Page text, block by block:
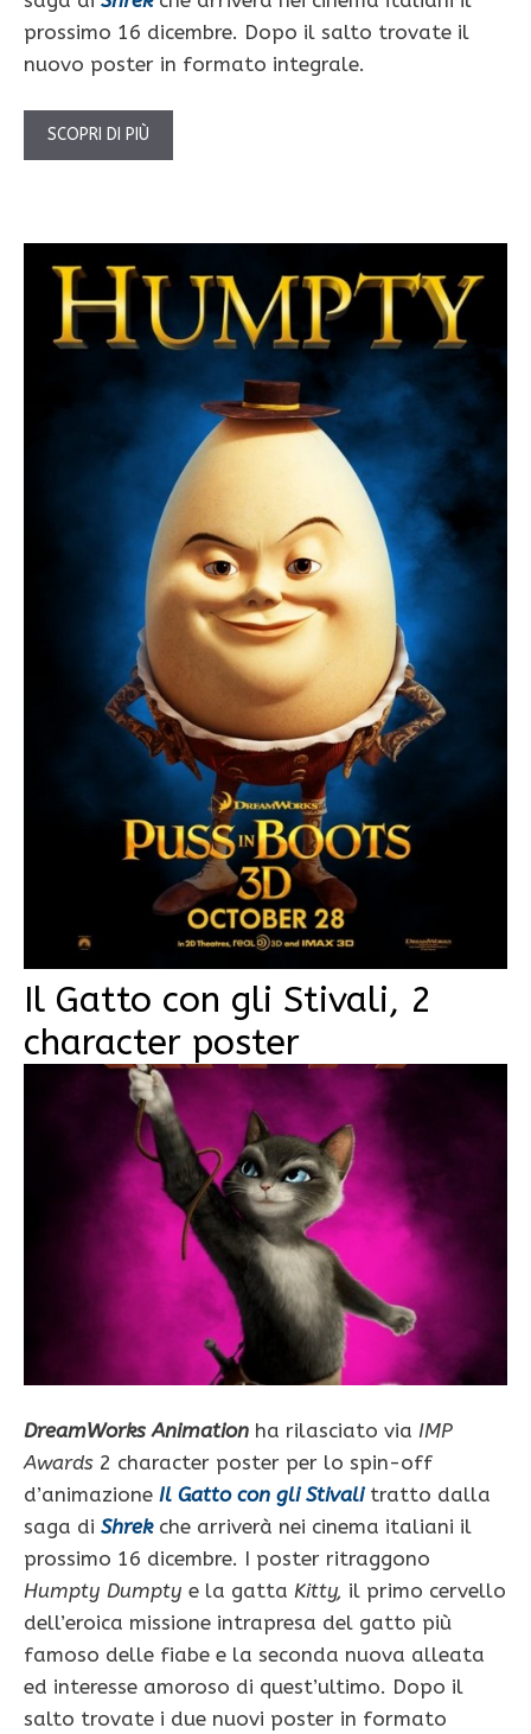
prossimo 16 dicembre. Dopo il salto trovate il
nuovo poster in formato integrale.
SCOPRI DI PIÙ
Il Gatto con gli Stivali, 2
character poster
DreamWorks Animation ha rilasciato via IMP
Awards 2 character poster per lo spin-off
d’animazione Il Gatto con gli Stivalitratto dalla
saga di Shrek che arriverà nei cinema italiani il
prossimo 16 dicembre. I poster ritraggono
Humpty Dumpty e la gatta Kitty, il primo cervello
dell’eroica missione intrapresa del gatto più
famoso delle fiabe e la seconda nuova alleata
ed interesse amoroso di quest’ultimo. Dopo il
salto trovate i due nuovi poster in formato